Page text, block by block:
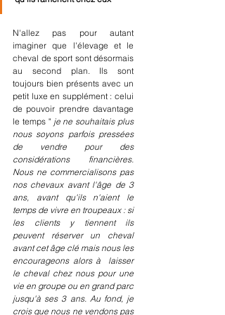
N'allez pas pour autant
imaginer que l'élevage et le
cheval de sport sont désormais
au second plan. Ils sont
toujours bien présents avec un
petit luxe en supplément : celui
de pouvoir prendre davantage
le temps " je ne souhaitais plus
nous soyons parfois pressées
de vendre pour des
considérations financières.
Nous ne commercialisons pas
nos chevaux avant l'âge de 3
ans, avant qu'ils n'aient le
temps de vivre en troupeaux : si
les clients y tiennent ils
peuvent réserver un cheval
avant cet âge clé mais nous les
encourageons alors à  laisser
le cheval chez nous pour une
vie en groupe ou en grand parc
jusqu'à ses 3 ans. Au fond, je
crois que nous ne vendons pas